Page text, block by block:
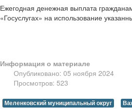
Ежегодная денежная выплата
«Госуслугах» на использование
Информация о материале
Опубликовано: 05 ноября 2024
Просмотров: 523
Меленковский муниципальный округ